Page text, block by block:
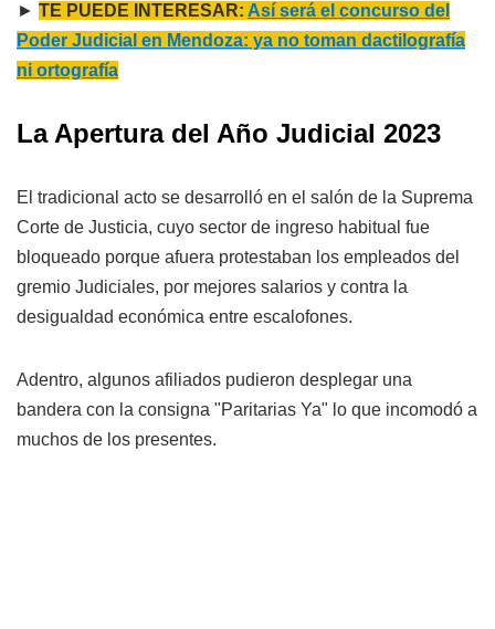
► TE PUEDE INTERESAR: Así será el concurso del
Poder Judicial en Mendoza: ya no toman dactilografía
ni ortografía
La Apertura del Año Judicial 2023
El tradicional acto se desarrolló en el salón de la Suprema
Corte de Justicia, cuyo sector de ingreso habitual fue
bloqueado porque afuera protestaban los empleados del
gremio Judiciales, por mejores salarios y contra la
desigualdad económica entre escalofones.
Adentro, algunos afiliados pudieron desplegar una
bandera con la consigna "Paritarias Ya" lo que incomodó a
muchos de los presentes.